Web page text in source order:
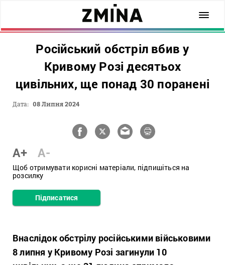
Російський обстріл вбив у
Кривому Розі десятьох
цивільних, ще понад 30 поранені
Дата: 08 Липня 2024
A+ A-
Щоб отримувати корисні матеріали, підпишіться на
розсилку
Підписатися
Внаслідок обстрілу російськими військовими
8 липня у Кривому Розі загинули 10